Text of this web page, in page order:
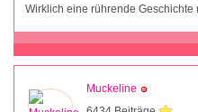
Wirklich eine rührende Geschichte
Muckeline